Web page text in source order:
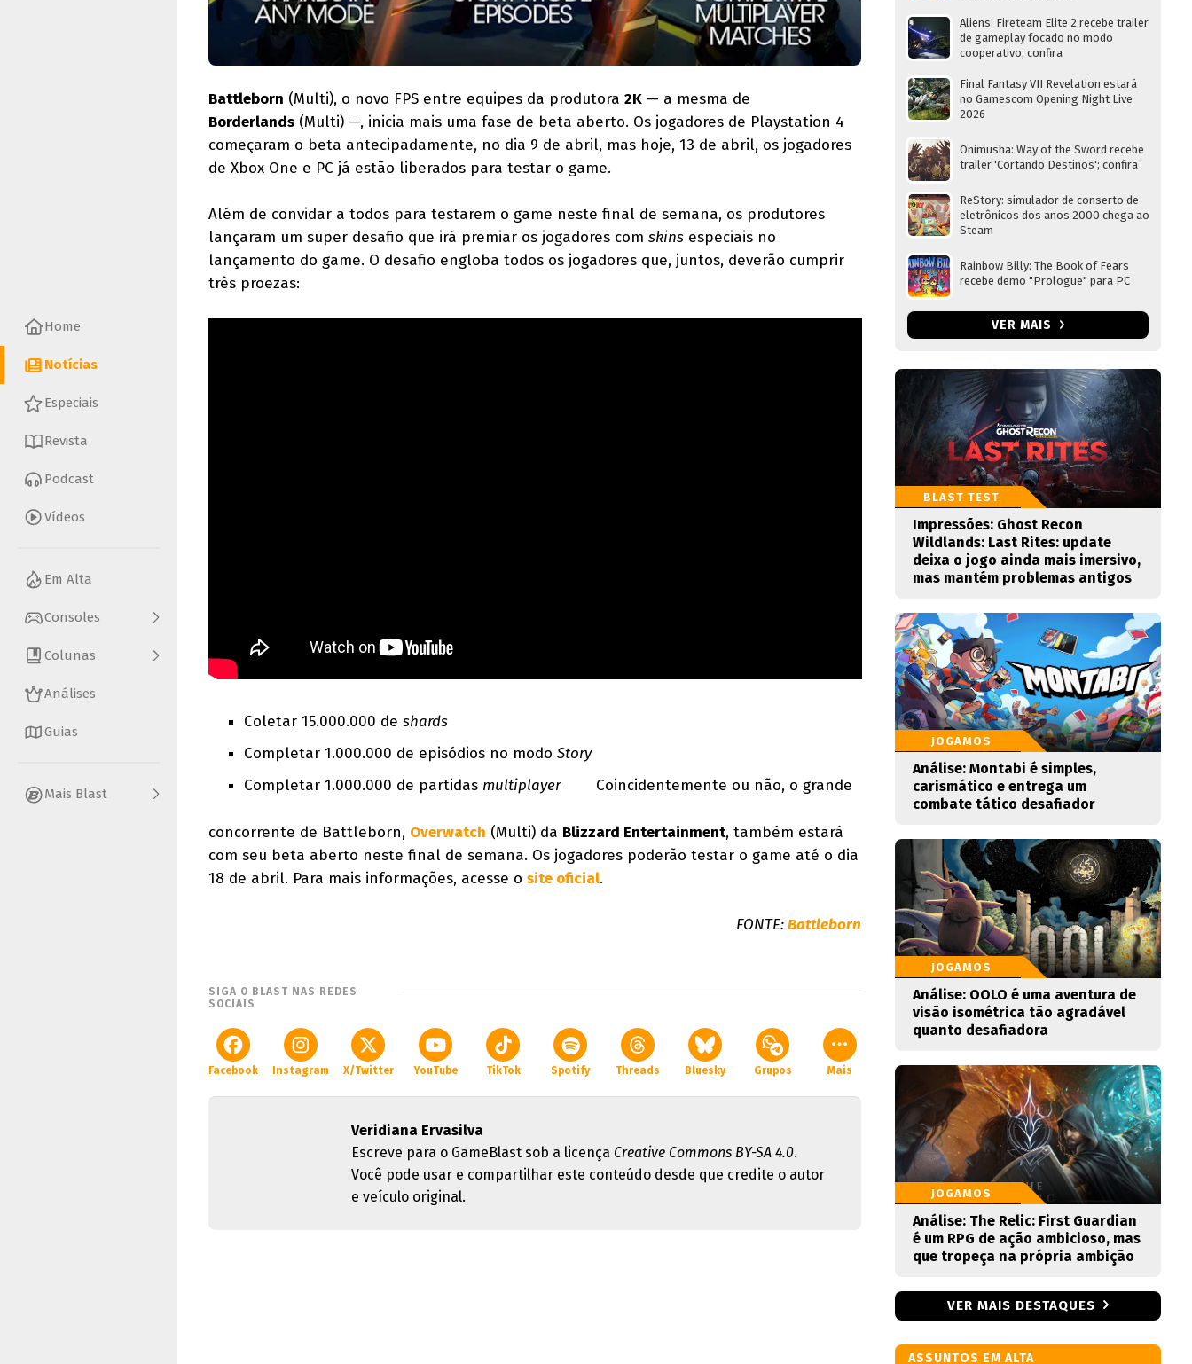
Home
Notícias
Especiais
Revista
Podcast
Vídeos
Em Alta
Consoles
Colunas
Análises
Guias
Mais Blast
Battleborn (Multi), o novo FPS entre equipes da produtora 2K — a mesma de
Borderlands (Multi) —, inicia mais uma fase de beta aberto. Os jogadores de Playstation 4
começaram o beta antecipadamente, no dia 9 de abril, mas hoje, 13 de abril, os jogadores
de Xbox One e PC já estão liberados para testar o game.
Além de convidar a todos para testarem o game neste final de semana, os produtores
lançaram um super desafio que irá premiar os jogadores com skins especiais no
lançamento do game. O desafio engloba todos os jogadores que, juntos, deverão cumprir
três proezas:
Coletar 15.000.000 de shards
Completar 1.000.000 de episódios no modo Story
Completar 1.000.000 de partidas multiplayer Coincidentemente ou não, o grande
concorrente de Battleborn, Overwatch (Multi) da Blizzard Entertainment, também estará
com seu beta aberto neste final de semana. Os jogadores poderão testar o game até o dia
18 de abril. Para mais informações, acesse o site oficial.
FONTE:Battleborn
SIGA O BLAST NAS REDES
SOCIAIS
Facebook Instagram X/Twitter YouTube TikTok Spotify Threads Bluesky Grupos Mais
Veridiana Ervasilva
Escreve para o GameBlast sob a licença Creative Commons BY-SA 4.0.
Você pode usar e compartilhar este conteúdo desde que credite o autor
e veículo original.
Aliens: Fireteam Elite 2 recebe trailer
de gameplay focado no modo
cooperativo; confira
Final Fantasy VII Revelation estará
no Gamescom Opening Night Live
2026
Onimusha: Way of the Sword recebe
trailer 'Cortando Destinos'; confira
ReStory: simulador de conserto de
eletrônicos dos anos 2000 chega ao
Steam
Rainbow Billy: The Book of Fears
recebe demo "Prologue" para PC
VER MAIS
BLAST TEST
Impressões: Ghost Recon
Wildlands: Last Rites: update
deixa o jogo ainda mais imersivo,
mas mantém problemas antigos
JOGAMOS
Análise: Montabi é simples,
carismático e entrega um
combate tático desafiador
JOGAMOS
Análise: OOLO é uma aventura de
visão isométrica tão agradável
quanto desafiadora
JOGAMOS
Análise: The Relic: First Guardian
é um RPG de ação ambicioso, mas
que tropeça na própria ambição
VER MAIS DESTAQUES
ASSUNTOS EM ALTA